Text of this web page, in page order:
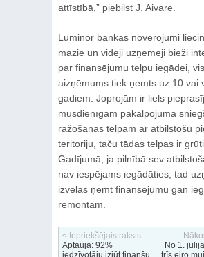
attīstībā,” piebilst J. Aivare.
Luminor bankas novērojumi
mazie un vidēji uzņēmēji bieži
par finansējumu telpu iegādei,
aizņēmums tiek ņemts uz 10 vai
gadiem. Joprojām ir liels
mūsdienīgām pakalpojuma
ražošanas telpām ar atbilstošu
teritoriju, taču tādas telpas ir
Gadījumā, ja pilnībā sev
nav iespējams iegādāties, tad
izvēlas ņemt finansējumu gan
remontam.
< Iepriekšējais raksts
Aptauja: 92%
iedzīvotāju izjūt finanšu
No 1.
trīs eiro